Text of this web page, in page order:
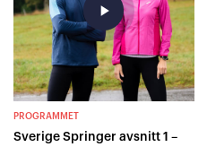
play_arrow
PROGRAMMET
Sverige Springer avsnitt 1 –